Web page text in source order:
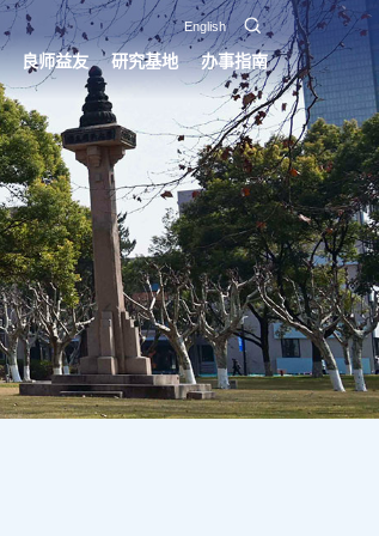
English
良师益友 研究基地 办事指南